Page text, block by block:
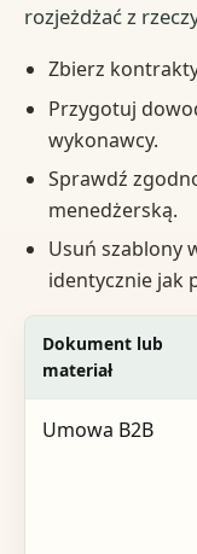
rozjeżdżać z
Zbierz
Przygotuj
wykonawcy.
Sprawdź
menedżerską.
Usuń szablony
identycznie jak
Dokument lub
materiał
Umowa B2B